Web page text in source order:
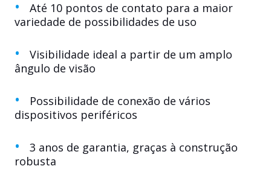
Até 10 pontos de contato para a maior
variedade de possibilidades de uso
Visibilidade ideal a partir de um amplo
ângulo de visão
Possibilidade de conexão de vários
dispositivos periféricos
3 anos de garantia, graças à construção
robusta